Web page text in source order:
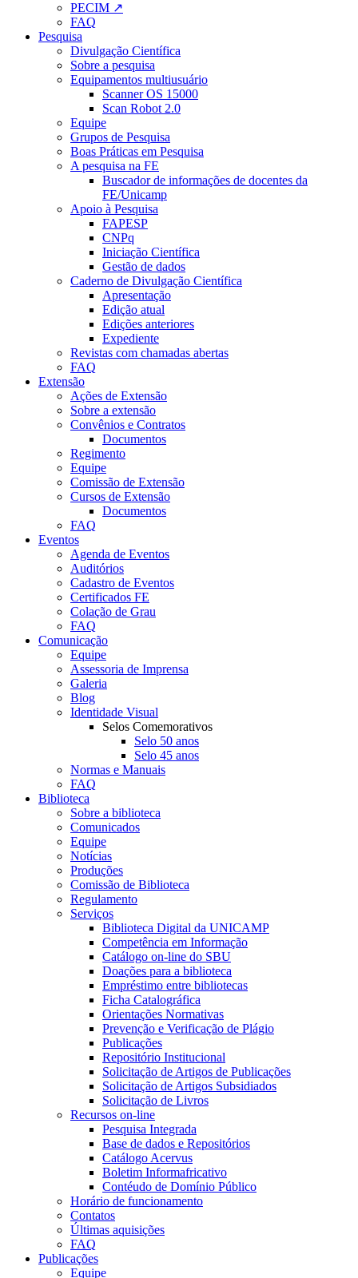
PECIM ↗
FAQ
Pesquisa
Divulgação Científica
Sobre a pesquisa
Equipamentos multiusuário
Scanner OS 15000
Scan Robot 2.0
Equipe
Grupos de Pesquisa
Boas Práticas em Pesquisa
A pesquisa na FE
Buscador de informações de docentes da
FE/Unicamp
Apoio à Pesquisa
FAPESP
CNPq
Iniciação Científica
Gestão de dados
Caderno de Divulgação Científica
Apresentação
Edição atual
Edições anteriores
Expediente
Revistas com chamadas abertas
FAQ
Extensão
Ações de Extensão
Sobre a extensão
Convênios e Contratos
Documentos
Regimento
Equipe
Comissão de Extensão
Cursos de Extensão
Documentos
FAQ
Eventos
Agenda de Eventos
Auditórios
Cadastro de Eventos
Certificados FE
Colação de Grau
FAQ
Comunicação
Equipe
Assessoria de Imprensa
Galeria
Blog
Identidade Visual
Selos Comemorativos
Selo 50 anos
Selo 45 anos
Normas e Manuais
FAQ
Biblioteca
Sobre a biblioteca
Comunicados
Equipe
Notícias
Produções
Comissão de Biblioteca
Regulamento
Serviços
Biblioteca Digital da UNICAMP
Competência em Informação
Catálogo on-line do SBU
Doações para a biblioteca
Empréstimo entre bibliotecas
Ficha Catalográfica
Orientações Normativas
Prevenção e Verificação de Plágio
Publicações
Repositório Institucional
Solicitação de Artigos de Publicações
Solicitação de Artigos Subsidiados
Solicitação de Livros
Recursos on-line
Pesquisa Integrada
Base de dados e Repositórios
Catálogo Acervus
Boletim Informafricativo
Contéudo de Domínio Público
Horário de funcionamento
Contatos
Últimas aquisições
FAQ
Publicações
Equipe